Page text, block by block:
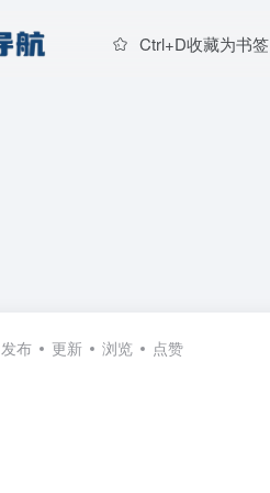
Ctrl+D收藏为书签
发布 更新 浏览 点赞